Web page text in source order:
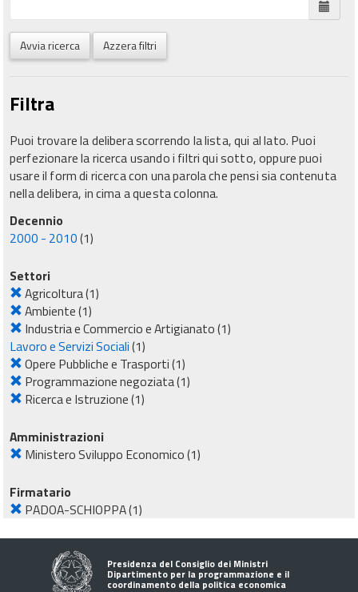
Avvia ricerca Azzera filtri
Filtra
Puoi trovare la delibera scorrendo la lista, qui al lato. Puoi
perfezionare la ricerca usando i filtri qui sotto, oppure puoi
usare il form di ricerca con una parola che pensi sia contenuta
nella delibera, in cima a questa colonna.
Decennio
2000 - 2010(1)
Settori
Agricoltura(1)
Ambiente(1)
Industria e Commercio e Artigianato(1)
Lavoro e Servizi Sociali(1)
Opere Pubbliche e Trasporti(1)
Programmazione negoziata(1)
Ricerca e Istruzione(1)
Amministrazioni
Ministero Sviluppo Economico(1)
Firmatario
PADOA-SCHIOPPA(1)
Presidenza del Consiglio dei Ministri
Dipartimento per la programmazione e il
coordinamento della politica economica